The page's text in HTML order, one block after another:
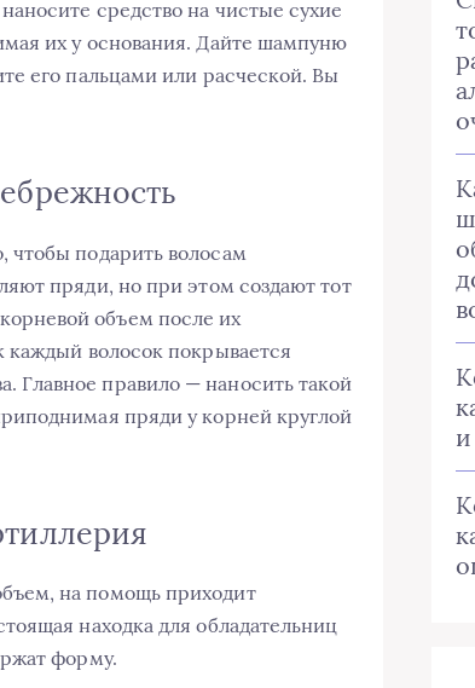
средство на чистые сухие
их у основания. Дайте шампуню
его пальцами или расческой. Вы
чтобы подарить волосам
пряди, но при этом создают тот
объем после их
каждый волосок покрывается
Главное правило — наносить такой
пряди у корней круглой
на помощь приходит
находка для обладательниц
форму.